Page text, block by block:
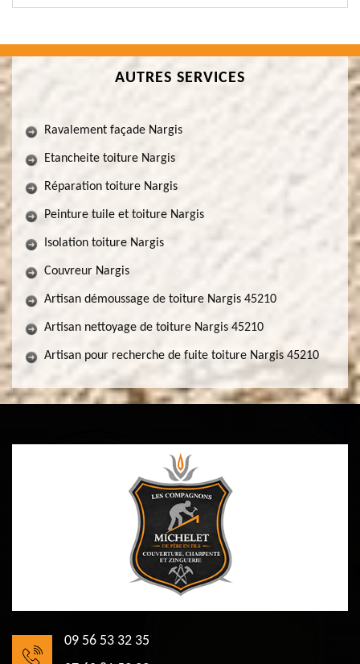
AUTRES SERVICES
Ravalement façade Nargis
Etancheite toiture Nargis
Réparation toiture Nargis
Peinture tuile et toiture Nargis
Isolation toiture Nargis
Couvreur Nargis
Artisan démoussage de toiture Nargis 45210
Artisan nettoyage de toiture Nargis 45210
Artisan pour recherche de fuite toiture Nargis 45210
09 56 53 32 35